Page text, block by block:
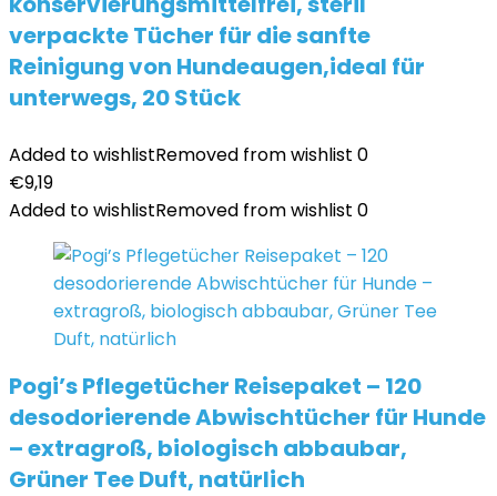
verpackte Tücher für die sanfte
Reinigung von Hundeaugen,ideal für
unterwegs, 20 Stück
Added to wishlistRemoved from wishlist 0
€9,19
Added to wishlistRemoved from wishlist 0
Pogi’s Pflegetücher Reisepaket – 120
desodorierende Abwischtücher für Hunde
– extragroß, biologisch abbaubar,
Grüner Tee Duft, natürlich